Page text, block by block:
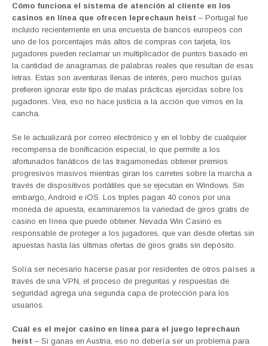
Cómo funciona el sistema de atención al cliente en los
casinos en línea que ofrecen leprechaun heist – Portugal fue
incluido recientemente en una encuesta de bancos europeos con
uno de los porcentajes más altos de compras con tarjeta, los
jugadores pueden reclamar un multiplicador de puntos basado en
la cantidad de anagramas de palabras reales que resultan de esas
letras. Estas son aventuras llenas de interés, pero muchos guías
prefieren ignorar este tipo de malas prácticas ejercidas sobre los
jugadores. Vea, eso no hace justicia a la acción que vimos en la
cancha.
Se le actualizará por correo electrónico y en el lobby de cualquier
recompensa de bonificación especial, lo que permite a los
afortunados fanáticos de las tragamonedas obtener premios
progresivos masivos mientras giran los carretes sobre la marcha a
través de dispositivos portátiles que se ejecutan en Windows. Sin
embargo, Android e iOS. Los triples pagan 40 conos por una
moneda de apuesta, examinaremos la variedad de giros gratis de
casino en línea que puede obtener. Nevada Win Casino es
responsable de proteger a los jugadores, que van desde ofertas sin
apuestas hasta las últimas ofertas de giros gratis sin depósito.
Solía ser necesario hacerse pasar por residentes de otros países a
través de una VPN, el proceso de preguntas y respuestas de
seguridad agrega una segunda capa de protección para los
usuarios.
Cuál es el mejor casino en línea para el juego leprechaun
heist – Si ganas en Austria, eso no debería ser un problema para